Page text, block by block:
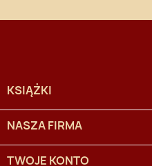
KSIĄŻKI
NASZA FIRMA
TWOJE KONTO